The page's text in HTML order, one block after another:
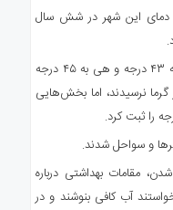
بالاترین دمای این شهر در شش سال
در شهرهای مرزی نیوساوت‌ولز، دنیلیکوئین به ۴۳ درجه و هی به ۴۵ درجه
نرسیدند، اما بخش‌هایی
و سواحل شدند.
مقامات بهداشتی درباره
آب کافی بنوشند و در